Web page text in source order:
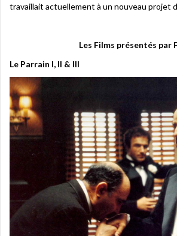
travaillait actuellement à un nouveau projet
Les Films présentés par
Le Parrain I, II & III